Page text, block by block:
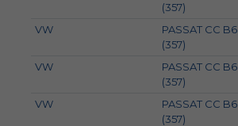
(357)
VW
PASSAT CC B6
(357)
VW
PASSAT CC B6
(357)
VW
PASSAT CC B6
(357)